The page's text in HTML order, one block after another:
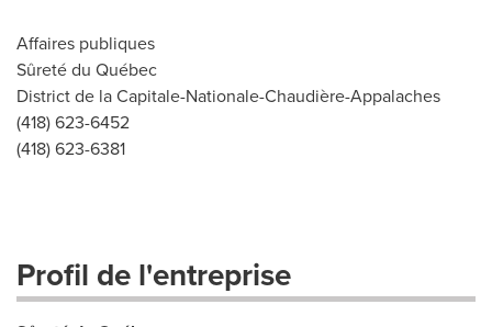
Affaires publiques
Sûreté du Québec
District de la Capitale-Nationale-Chaudière-Appalaches
(418) 623-6452
(418) 623-6381
Profil de l'entreprise